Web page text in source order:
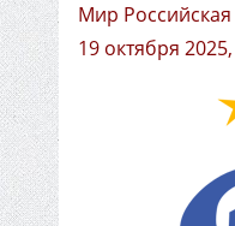
Мир
19 октября